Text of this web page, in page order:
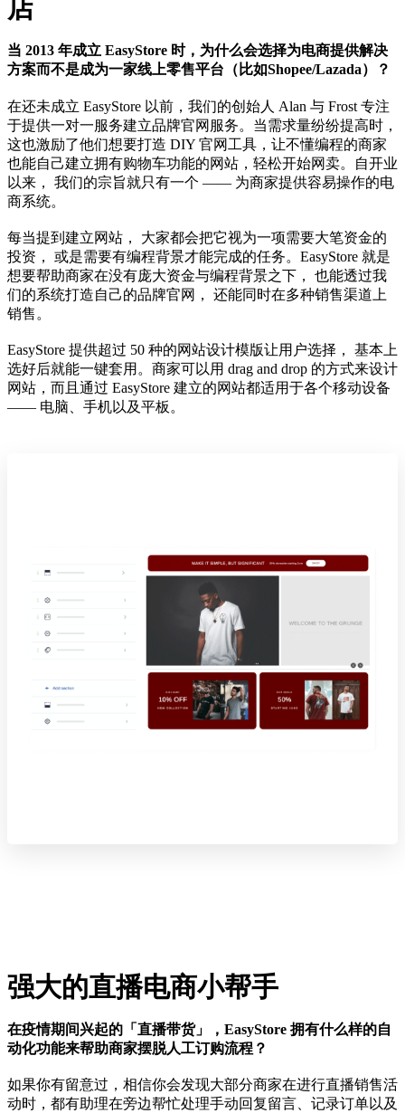
店
当 2013 年成立 EasyStore 时，为什么会选择为电商提供解决
方案而不是成为一家线上零售平台（比如Shopee/Lazada）？
在还未成立 EasyStore 以前，我们的创始人 Alan 与 Frost 专注
于提供一对一服务建立品牌官网服务。当需求量纷纷提高时，
这也激励了他们想要打造 DIY 官网工具，让不懂编程的商家
也能自己建立拥有购物车功能的网站，轻松开始网卖。自开业
以来， 我们的宗旨就只有一个 —— 为商家提供容易操作的电
商系统。
每当提到建立网站， 大家都会把它视为一项需要大笔资金的
投资， 或是需要有编程背景才能完成的任务。EasyStore 就是
想要帮助商家在没有庞大资金与编程背景之下， 也能透过我
们的系统打造自己的品牌官网， 还能同时在多种销售渠道上
销售。
EasyStore 提供超过 50 种的网站设计模版让用户选择， 基本上
选好后就能一键套用。商家可以用 drag and drop 的方式来设计
网站，而且通过 EasyStore 建立的网站都适用于各个移动设备
—— 电脑、手机以及平板。
强大的直播电商小帮手
在疫情期间兴起的「直播带货」，EasyStore 拥有什么样的自
动化功能来帮助商家摆脱人工订购流程？
如果你有留意过，相信你会发现大部分商家在进行直播销售活
动时，都有助理在旁边帮忙处理手动回复留言、记录订单以及